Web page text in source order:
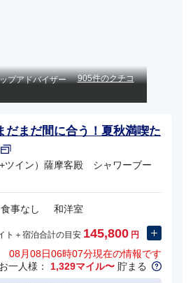
905件のクチコ
だまだ間に合う！夏秋満喫た
イン）薩摩客殿 シャワーブー
食事なし 和洋室
ト＋宿泊合計の目安 145,800 円
08月08日06時07分現在の情報です
一人様： 1,329マイル〜 貯まる